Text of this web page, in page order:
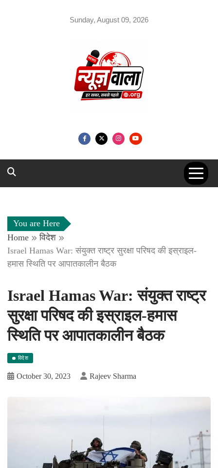
Sunday, August 09, 2026
You are Here
Home
विदेश
Israel Hamas War: संयुक्‍त राष्‍ट्र सुरक्षा परिषद की इस्राइल-
हमास स्थिति पर आपातकालीन बैठक
Israel Hamas War: संयुक्‍त राष्‍ट्र
सुरक्षा परिषद की इस्राइल-हमास
स्थिति पर आपातकालीन बैठक
विदेश
October 30, 2023 Rajeev Sharma